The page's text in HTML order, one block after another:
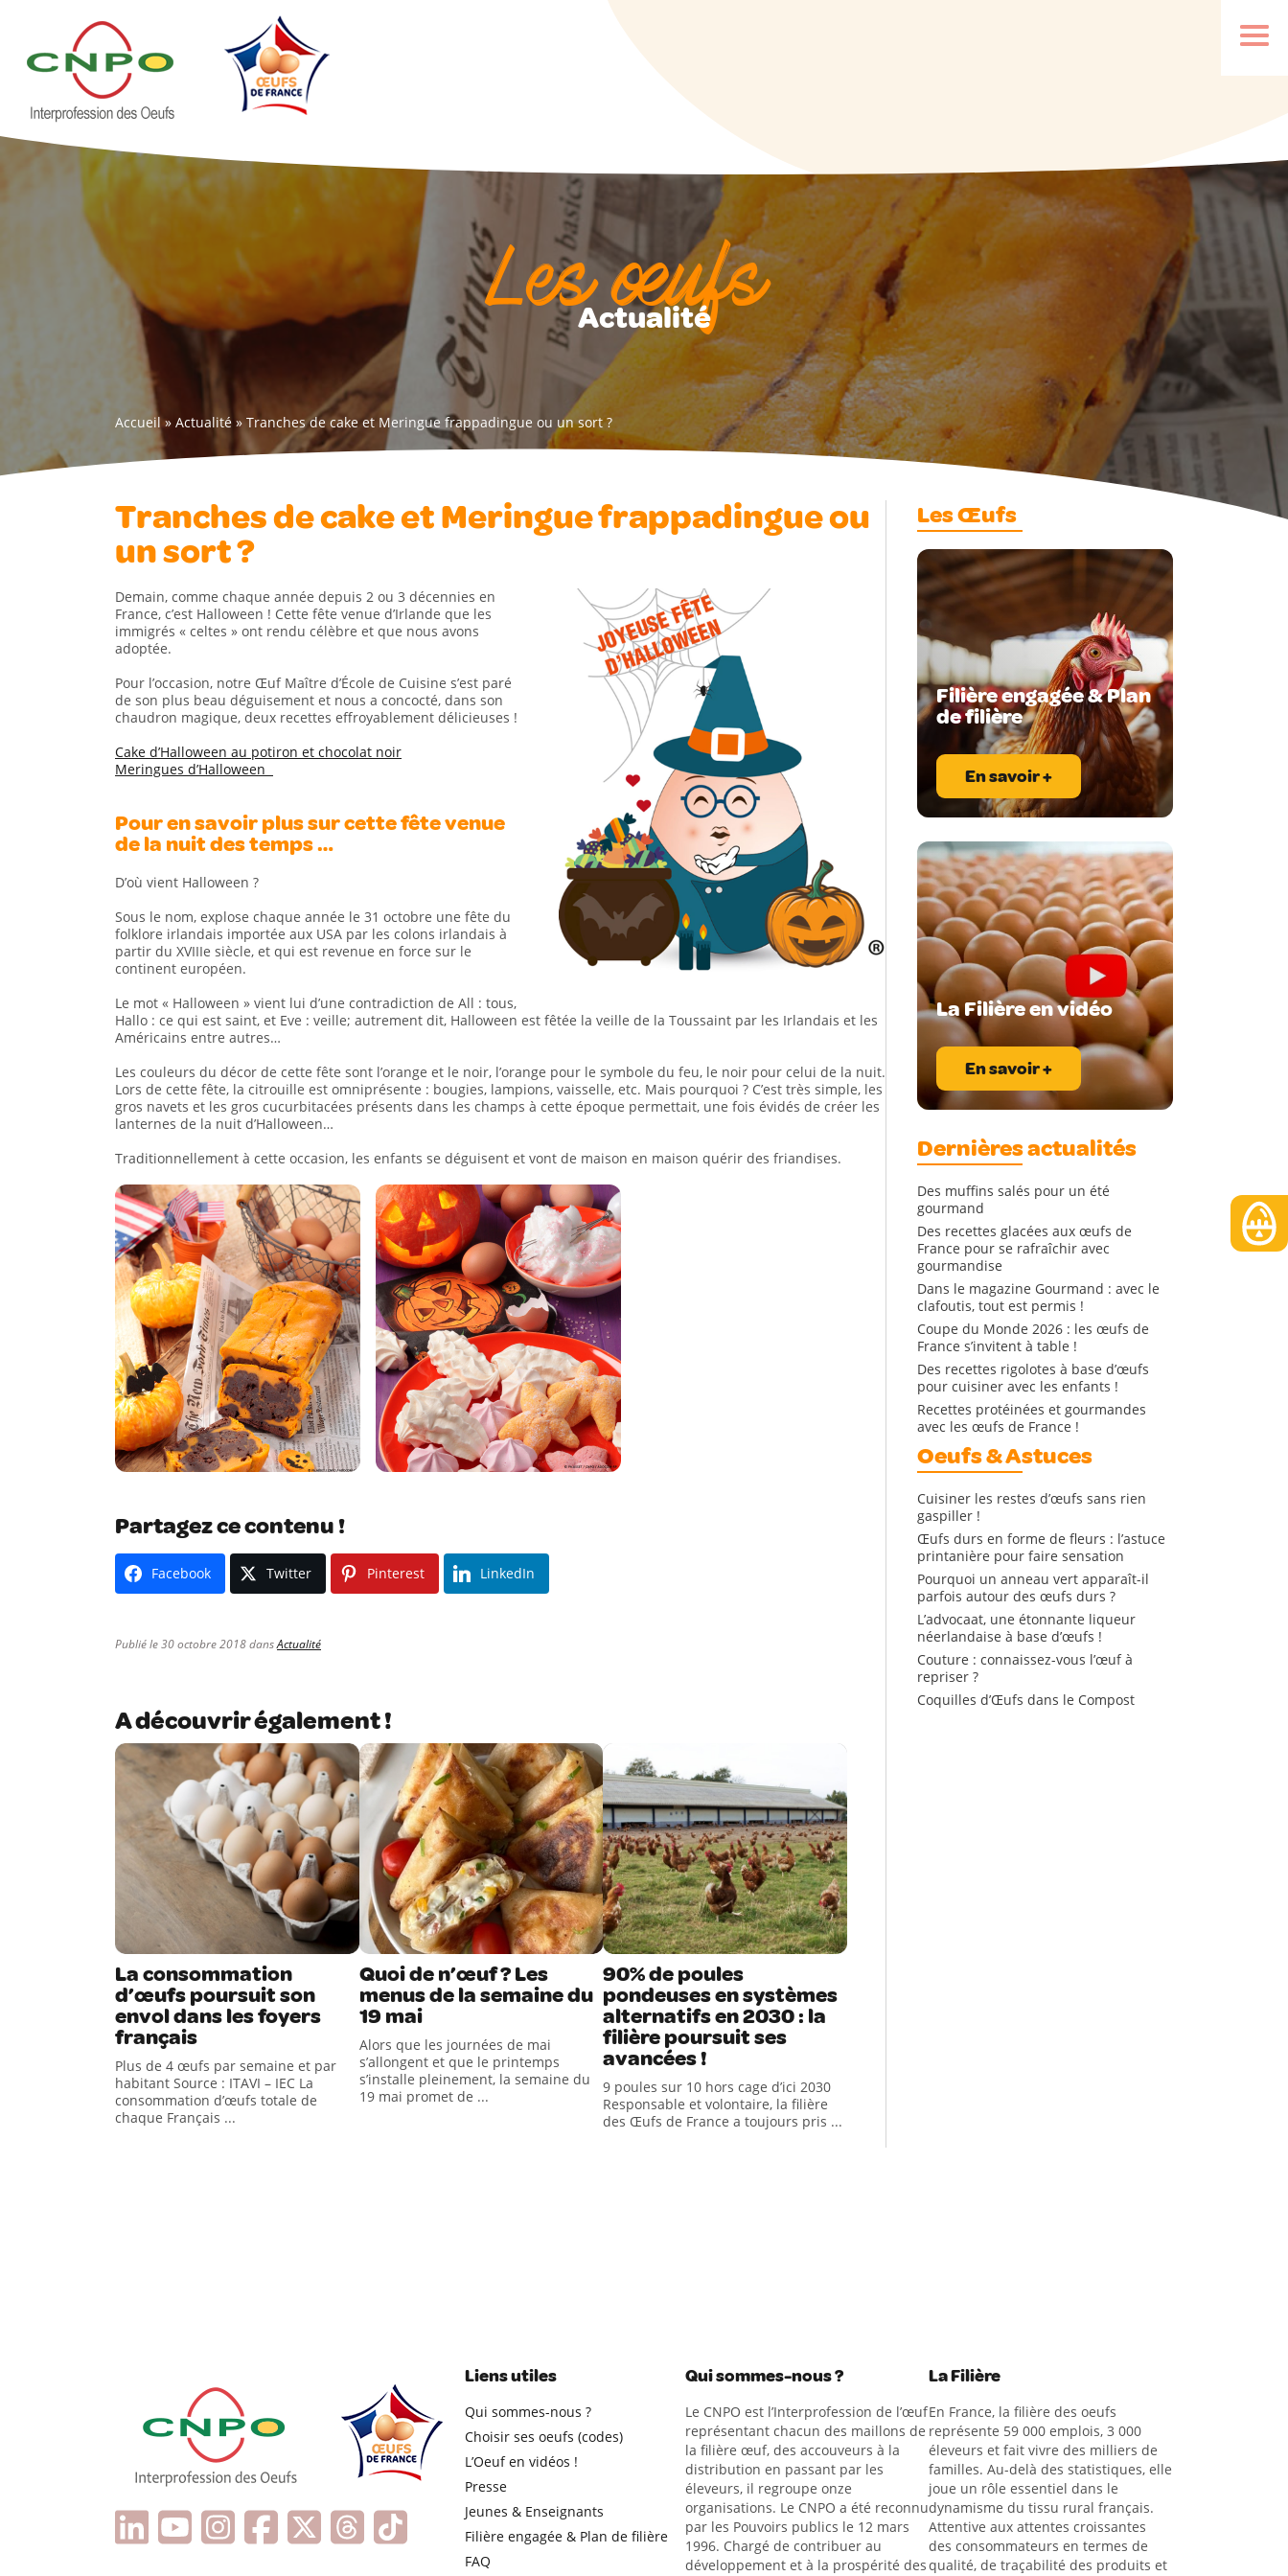
Les œufs
Actualité
Accueil» Actualité » Tranches de cake et Meringue frappadingue ou un sort ?
Tranches de cake et Meringue frappadingue ou
un sort ?
Demain, comme chaque année depuis 2 ou 3 décennies en
France, c’est Halloween ! Cette fête venue d’Irlande que les
immigrés « celtes » ont rendu célèbre et que nous avons
adoptée.
Pour l’occasion, notre Œuf Maître d’École de Cuisine s’est paré
de son plus beau déguisement et nous a concocté, dans son
chaudron magique, deux recettes effroyablement délicieuses !
Cake d’Halloween au potiron et chocolat noir
Meringues d’Halloween
Pour en savoir plus sur cette fête venue
de la nuit des temps …
D’où vient Halloween ?
Sous le nom, explose chaque année le 31 octobre une fête du
folklore irlandais importée aux USA par les colons irlandais à
partir du XVIIIe siècle, et qui est revenue en force sur le
continent européen.
Le mot « Halloween » vient lui d’une contradiction de All : tous,
Hallo : ce qui est saint, et Eve : veille; autrement dit, Halloween est fêtée la veille de la Toussaint par les Irlandais et les
Américains entre autres…
Les couleurs du décor de cette fête sont l’orange et le noir, l’orange pour le symbole du feu, le noir pour celui de la nuit.
Lors de cette fête, la citrouille est omniprésente : bougies, lampions, vaisselle, etc. Mais pourquoi ? C’est très simple, les
gros navets et les gros cucurbitacées présents dans les champs à cette époque permettait, une fois évidés de créer les
lanternes de la nuit d’Halloween…
Traditionnellement à cette occasion, les enfants se déguisent et vont de maison en maison quérir des friandises.
Partagez ce contenu !
Facebook Twitter Pinterest LinkedIn
Publié le 30 octobre 2018 dansActualité
A découvrir également !
La consommation
d’œufs poursuit son
envol dans les foyers
français
Plus de 4 œufs par semaine et par
habitant Source : ITAVI – IEC La
consommation d’œufs totale de
chaque Français ...
Quoi de n’œuf ? Les
menus de la semaine du
19 mai
Alors que les journées de mai
s’allongent et que le printemps
s’installe pleinement, la semaine du
19 mai promet de ...
90% de poules
pondeuses en systèmes
alternatifs en 2030 : la
filière poursuit ses
avancées !
9 poules sur 10 hors cage d’ici 2030
Responsable et volontaire, la filière
des Œufs de France a toujours pris ...
Les Œufs
Filière engagée & Plan
de filière
En savoir +
La Filière en vidéo
En savoir +
Dernières actualités
Des muffins salés pour un été
gourmand
Des recettes glacées aux œufs de
France pour se rafraîchir avec
gourmandise
Dans le magazine Gourmand : avec le
clafoutis, tout est permis !
Coupe du Monde 2026 : les œufs de
France s’invitent à table !
Des recettes rigolotes à base d’œufs
pour cuisiner avec les enfants !
Recettes protéinées et gourmandes
avec les œufs de France !
Oeufs & Astuces
Cuisiner les restes d’œufs sans rien
gaspiller !
Œufs durs en forme de fleurs : l’astuce
printanière pour faire sensation
Pourquoi un anneau vert apparaît-il
parfois autour des œufs durs ?
L’advocaat, une étonnante liqueur
néerlandaise à base d’œufs !
Couture : connaissez-vous l’œuf à
repriser ?
Coquilles d’Œufs dans le Compost
Liens utiles
Qui sommes-nous ?
Choisir ses oeufs (codes)
L’Oeuf en vidéos !
Presse
Jeunes & Enseignants
Filière engagée & Plan de filière
FAQ
Qui sommes-nous ?
Le CNPO est l’Interprofession de l’œuf
représentant chacun des maillons de
la filière œuf, des accouveurs à la
distribution en passant par les
éleveurs, il regroupe onze
organisations. Le CNPO a été reconnu
par les Pouvoirs publics le 12 mars
1996. Chargé de contribuer au
développement et à la prospérité des
La Filière
En France, la filière des oeufs
représente 59 000 emplois, 3 000
éleveurs et fait vivre des milliers de
familles. Au-delà des statistiques, elle
joue un rôle essentiel dans le
dynamisme du tissu rural français.
Attentive aux attentes croissantes
des consommateurs en termes de
qualité, de traçabilité des produits et